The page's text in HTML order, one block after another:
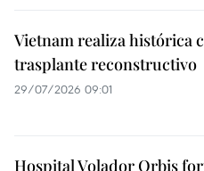
Vietnam realiza histórica
trasplante reconstructivo
29/07/2026 09:01
Hospital Volador Orbis